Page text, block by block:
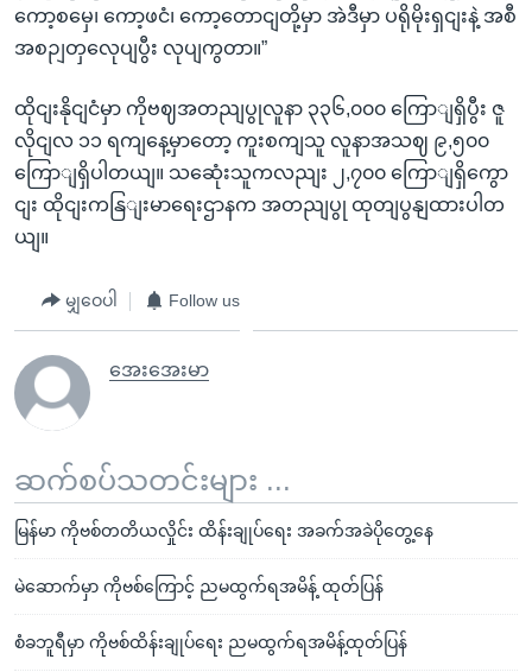
ကော့စမှေ၊ ကော့ဖငံ၊ ကော့တောငျတို့မှာ အဲဒီမှာ ပရိုမိုးရှငျးနဲ့ အစီ
အစဉျတှလေုပျပွီး လုပျကွတာ။”
ထိုငျးနိုငျငံမှာ ကိုဗဈအတညျပွုလူနာ ၃၃၆,၀၀၀ ကြောျရှိပွီး ဇူ
လိုငျလ ၁၁ ရကျနေ့မှာတော့ ကူးစကျသူ လူနာအသဈ ၉,၅၀၀
ကြောျရှိပါတယျ။ သဆေုံးသူကလညျး ၂,၇၀၀ ကြောျရှိကွော
ငျး ထိုငျးကနြျးမာရေးဌာနက အတညျပွု ထုတျပွနျထားပါတ
ယျ။
မျှဝေပါ Follow us
အေးအေးမာ
ဆက်စပ်သတင်းများ ...
မြန်မာ ကိုဗစ်တတိယလှိုင်း ထိန်းချုပ်ရေး အခက်အခဲပိုတွေ့နေ
မဲဆောက်မှာ ကိုဗစ်ကြောင့် ညမထွက်ရအမိန့် ထုတ်ပြန်
စံခဘူရီမှာ ကိုဗစ်ထိန်းချုပ်ရေး ညမထွက်ရအမိန့်ထုတ်ပြန်